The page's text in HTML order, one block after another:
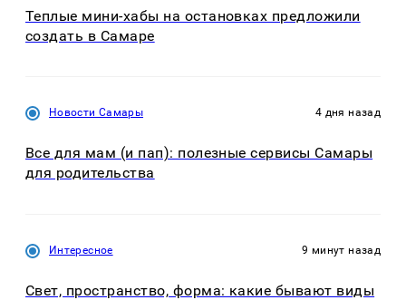
Теплые мини-хабы на остановках предложили
создать в Самаре
Новости Самары 4 дня назад
Все для мам (и пап): полезные сервисы Самары
для родительства
Интересное 9 минут назад
Свет, пространство, форма: какие бывают виды